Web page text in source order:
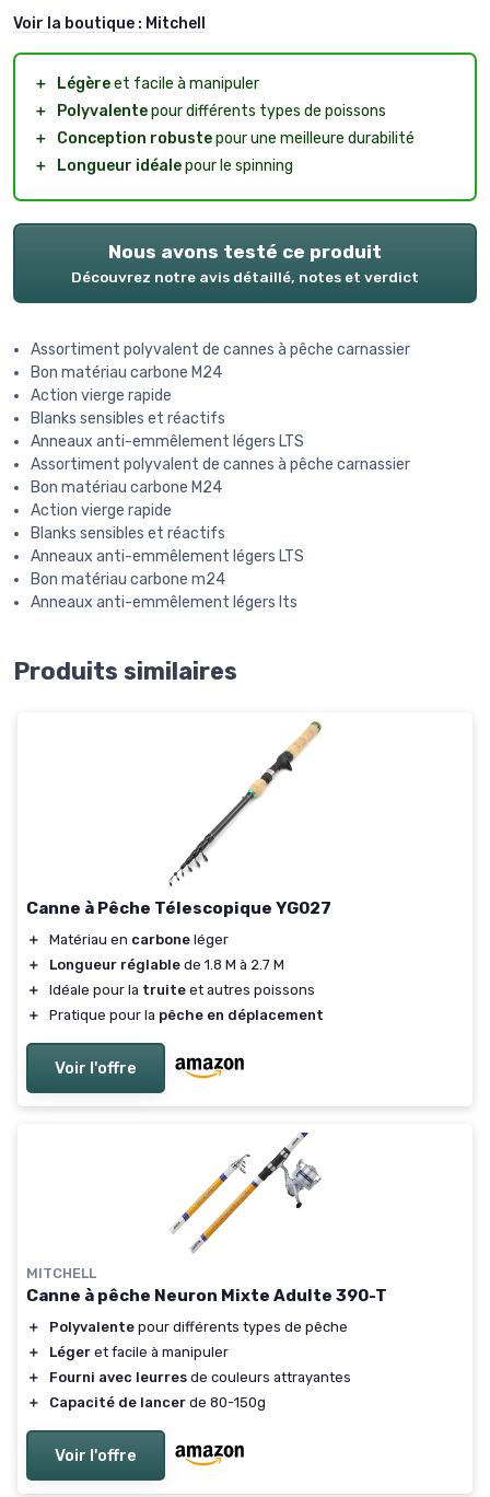
Voir la boutique : Mitchell
＋ Légèreet facile à manipuler
＋
Polyvalentepour différents types de poissons
＋
Conception robustepour une meilleure durabilité
＋
Longueur idéalepour le spinning
Nous avons testé ce produit
Découvrez notre avis détaillé, notes et verdict
Assortiment polyvalent de cannes à pêche carnassier
Bon matériau carbone M24
Action vierge rapide
Blanks sensibles et réactifs
Anneaux anti-emmêlement légers LTS
Assortiment polyvalent de cannes à pêche carnassier
Bon matériau carbone M24
Action vierge rapide
Blanks sensibles et réactifs
Anneaux anti-emmêlement légers LTS
Bon matériau carbone m24
Anneaux anti-emmêlement légers lts
Produits similaires
Canne à Pêche Télescopique YG027
＋ Matériau en carbone léger
＋
Longueur réglable de 1.8 M à 2.7 M
＋
Idéale pour la truite et autres poissons
＋
Pratique pour la pêche en déplacement
Voir l'offre
MITCHELL
Canne à pêche Neuron Mixte Adulte 390-T
＋ Polyvalente pour différents types de pêche
＋
Léger et facile à manipuler
＋
Fourni avec leurres de couleurs attrayantes
＋
Capacité de lancer de 80-150g
Voir l'offre